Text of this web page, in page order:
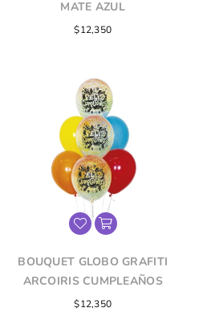
MATE AZUL
$12,350
BOUQUET GLOBO GRAFITI
ARCOIRIS CUMPLEAÑOS
Precio
$12,350